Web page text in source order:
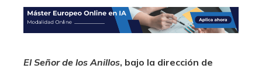
El Señor de los Anillos, bajo la dirección de